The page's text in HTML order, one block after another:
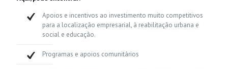
Apoios e incentivos ao investimento muito competitivos
para a localização empresarial, à reabilitação urbana e
social e educação.
Programas e apoios comunitários